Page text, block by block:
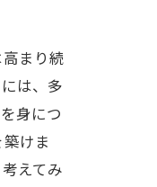
まり続
は、多
身につ
けま
えてみ